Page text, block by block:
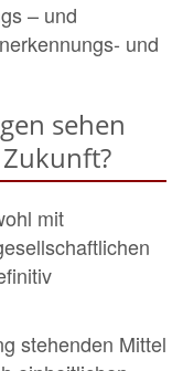
– und
und
sehen
mit
stehenden Mittel